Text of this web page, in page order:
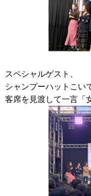
スペシャルゲスト、
シャンプーハットこい
客席を見渡して一言「